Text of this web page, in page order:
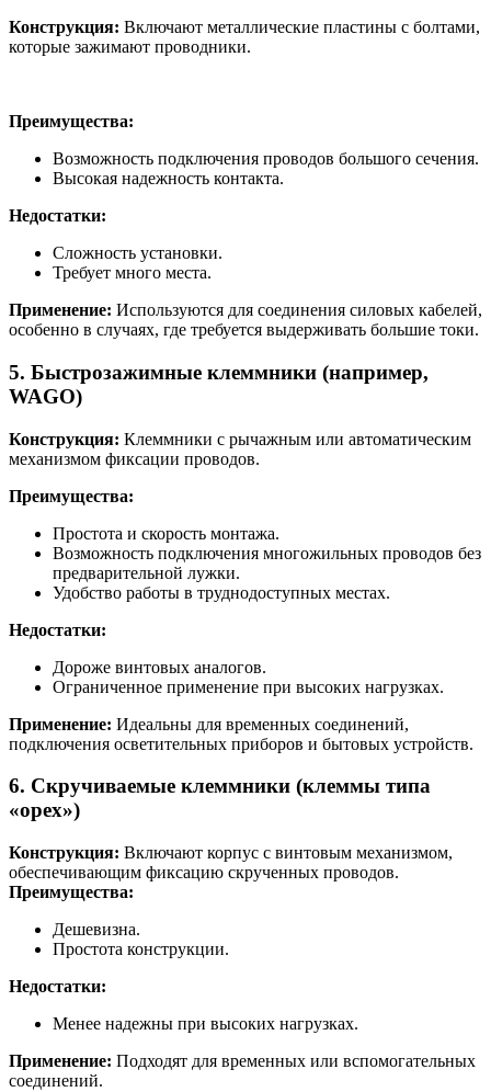
Конструкция: Включают металлические пластины с болтами,
которые зажимают проводники.
Преимущества:
Возможность подключения проводов большого сечения.
Высокая надежность контакта.
Недостатки:
Сложность установки.
Требует много места.
Применение: Используются для соединения силовых кабелей,
особенно в случаях, где требуется выдерживать большие токи.
5. Быстрозажимные клеммники (например,
WAGO)
Конструкция: Клеммники с рычажным или автоматическим
механизмом фиксации проводов.
Преимущества:
Простота и скорость монтажа.
Возможность подключения многожильных проводов без
предварительной лужки.
Удобство работы в труднодоступных местах.
Недостатки:
Дороже винтовых аналогов.
Ограниченное применение при высоких нагрузках.
Применение: Идеальны для временных соединений,
подключения осветительных приборов и бытовых устройств.
6. Скручиваемые клеммники (клеммы типа
«орех»)
Конструкция: Включают корпус с винтовым механизмом,
обеспечивающим фиксацию скрученных проводов.
Преимущества:
Дешевизна.
Простота конструкции.
Недостатки:
Менее надежны при высоких нагрузках.
Применение: Подходят для временных или вспомогательных
соединений.